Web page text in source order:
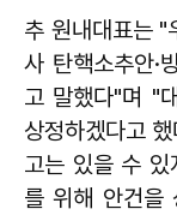
추 원내대표는 "
사 탄핵소추안·
고 말했다"며 "
상정하겠다고
고는 있을 수 있
를 위해 안건을